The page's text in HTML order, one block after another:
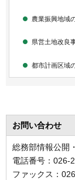
農業振興地域
県営土地改良
都市計画区域
お問い合わせ
総務部情報公開
電話番号：026-
ファックス：